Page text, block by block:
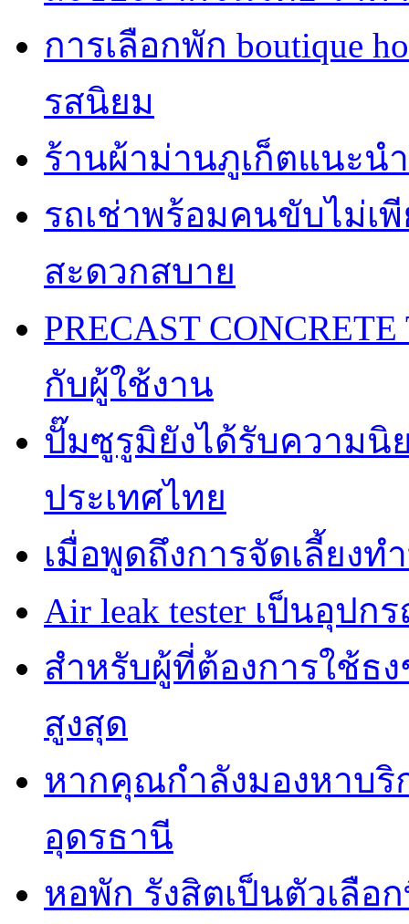
การเลือกพัก boutique
รสนิยม
ร้านผ้าม่านภูเก็ตแนะน
รถเช่าพร้อมคนขับไม่เ
สะดวกสบาย
PRECAST
กับผู้ใช้งาน
ปั๊มซูรูมิยังได้รับความนิ
ประเทศไทย
เมื่อพูดถึงการจัดเลี้ยง
Air leak tester เป็นอุป
สำหรับผู้ที่ต้องการใช้ธ
สูงสุด
หากคุณกำลังมองหาบริ
อุดรธานี
หอพัก รังสิตเป็นตัวเลือ